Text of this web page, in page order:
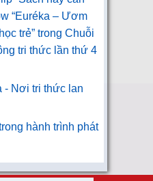
“Euréka – Ươm
trẻ” trong Chuỗi
tri thức lần thứ 4
- Nơi tri thức lan
hành trình phát